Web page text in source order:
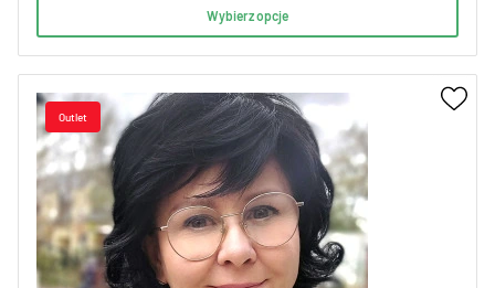
Wybierz opcje